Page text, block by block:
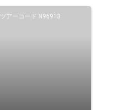
ツアーコード N96913